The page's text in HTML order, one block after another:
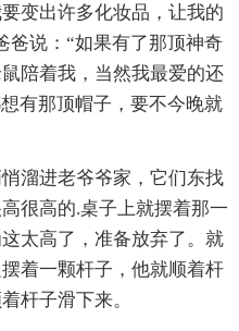
变出许多化妆品，让我的
爸说：“如果有了那顶神奇
陪着我，当然我最爱的还
有那顶帽子，要不今晚就
溜进老爷爷家，它们东找
很高的.桌子上就摆着那一
太高了，准备放弃了。就
着一颗杆子，他就顺着杆
杆子滑下来。